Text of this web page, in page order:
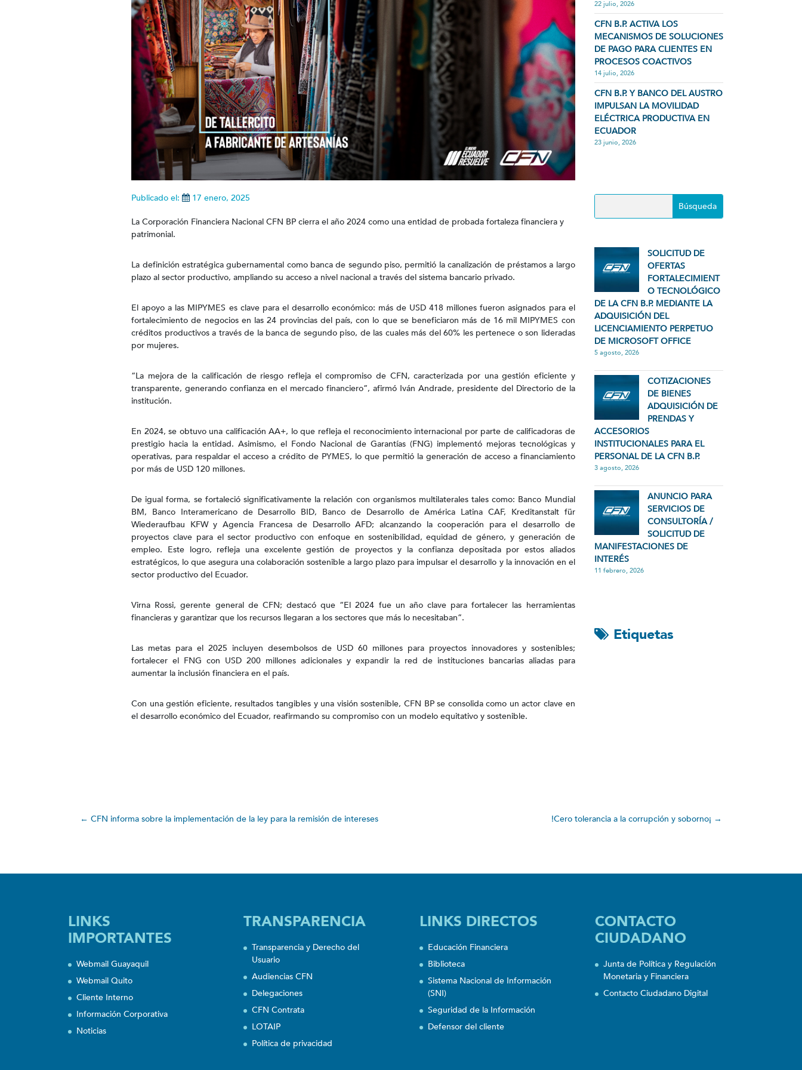
Publicado el: 17 enero, 2025
La Corporación Financiera Nacional CFN BP cierra el año 2024 como una entidad de probada fortaleza financiera y
patrimonial.
La definición estratégica gubernamental como banca de segundo piso, permitió la canalización de préstamos a largo
plazo al sector productivo, ampliando su acceso a nivel nacional a través del sistema bancario privado.
El apoyo a las MIPYMES es clave para el desarrollo económico: más de USD 418 millones fueron asignados para el
fortalecimiento de negocios en las 24 provincias del país, con lo que se beneficiaron más de 16 mil MIPYMES con
créditos productivos a través de la banca de segundo piso, de las cuales más del 60% les pertenece o son lideradas
por mujeres.
“La mejora de la calificación de riesgo refleja el compromiso de CFN, caracterizada por una gestión eficiente y
transparente, generando confianza en el mercado financiero”, afirmó Iván Andrade, presidente del Directorio de la
institución.
En 2024, se obtuvo una calificación AA+, lo que refleja el reconocimiento internacional por parte de calificadoras de
prestigio hacia la entidad. Asimismo, el Fondo Nacional de Garantías (FNG) implementó mejoras tecnológicas y
operativas, para respaldar el acceso a crédito de PYMES, lo que permitió la generación de acceso a financiamiento
por más de USD 120 millones.
De igual forma, se fortaleció significativamente la relación con organismos multilaterales tales como: Banco Mundial
BM, Banco Interamericano de Desarrollo BID, Banco de Desarrollo de América Latina CAF, Kreditanstalt für
Wiederaufbau KFW y Agencia Francesa de Desarrollo AFD; alcanzando la cooperación para el desarrollo de
proyectos clave para el sector productivo con enfoque en sostenibilidad, equidad de género, y generación de
empleo. Este logro, refleja una excelente gestión de proyectos y la confianza depositada por estos aliados
estratégicos, lo que asegura una colaboración sostenible a largo plazo para impulsar el desarrollo y la innovación en el
sector productivo del Ecuador.
Virna Rossi, gerente general de CFN; destacó que “El 2024 fue un año clave para fortalecer las herramientas
financieras y garantizar que los recursos llegaran a los sectores que más lo necesitaban”.
Las metas para el 2025 incluyen desembolsos de USD 60 millones para proyectos innovadores y sostenibles;
fortalecer el FNG con USD 200 millones adicionales y expandir la red de instituciones bancarias aliadas para
aumentar la inclusión financiera en el país.
Con una gestión eficiente, resultados tangibles y una visión sostenible, CFN BP se consolida como un actor clave en
el desarrollo económico del Ecuador, reafirmando su compromiso con un modelo equitativo y sostenible.
22 julio, 2026
CFN B.P. ACTIVA LOS
MECANISMOS DE SOLUCIONES
DE PAGO PARA CLIENTES EN
PROCESOS COACTIVOS
14 julio, 2026
CFN B.P. Y BANCO DEL AUSTRO
IMPULSAN LA MOVILIDAD
ELÉCTRICA PRODUCTIVA EN
ECUADOR
23 junio, 2026
SOLICITUD DE
OFERTAS
FORTALECIMIENT
O TECNOLÓGICO
DE LA CFN B.P. MEDIANTE LA
ADQUISICIÓN DEL
LICENCIAMIENTO PERPETUO
DE MICROSOFT OFFICE
5 agosto, 2026
COTIZACIONES
DE BIENES
ADQUISICIÓN DE
PRENDAS Y
ACCESORIOS
INSTITUCIONALES PARA EL
PERSONAL DE LA CFN B.P.
3 agosto, 2026
ANUNCIO PARA
SERVICIOS DE
CONSULTORÍA /
SOLICITUD DE
MANIFESTACIONES DE
INTERÉS
11 febrero, 2026
Etiquetas
←CFN informa sobre la implementación de la ley para la remisión de intereses !Cero tolerancia a la corrupción y soborno¡ →
LINKS
IMPORTANTES
Webmail Guayaquil
Webmail Quito
Cliente Interno
Información Corporativa
Noticias
TRANSPARENCIA
Transparencia y Derecho del
Usuario
Audiencias CFN
Delegaciones
CFN Contrata
LOTAIP
Política de privacidad
LINKS DIRECTOS
Educación Financiera
Biblioteca
Sistema Nacional de Información
(SNI)
Seguridad de la Información
Defensor del cliente
CONTACTO
CIUDADANO
Junta de Política y Regulación
Monetaria y Financiera
Contacto Ciudadano Digital